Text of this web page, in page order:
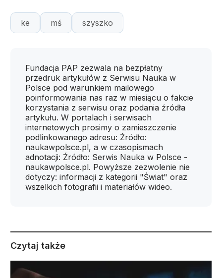
ke mś szyszko
Fundacja PAP zezwala na bezpłatny
przedruk artykułów z Serwisu Nauka w
Polsce pod warunkiem mailowego
poinformowania nas raz w miesiącu o fakcie
korzystania z serwisu oraz podania źródła
artykułu. W portalach i serwisach
internetowych prosimy o zamieszczenie
podlinkowanego adresu: Źródło:
naukawpolsce.pl, a w czasopismach
adnotacji: Źródło: Serwis Nauka w Polsce -
naukawpolsce.pl. Powyższe zezwolenie nie
dotyczy: informacji z kategorii "Świat" oraz
wszelkich fotografii i materiałów wideo.
Czytaj także